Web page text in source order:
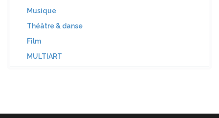
Musique
Théâtre & danse
Film
MULTIART